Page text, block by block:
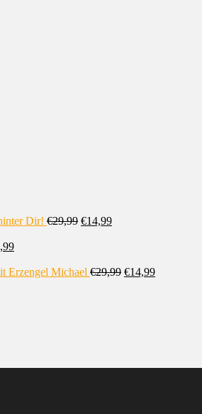
Dir! €29,99 €14,99
Erzengel Michael €29,99 €14,99